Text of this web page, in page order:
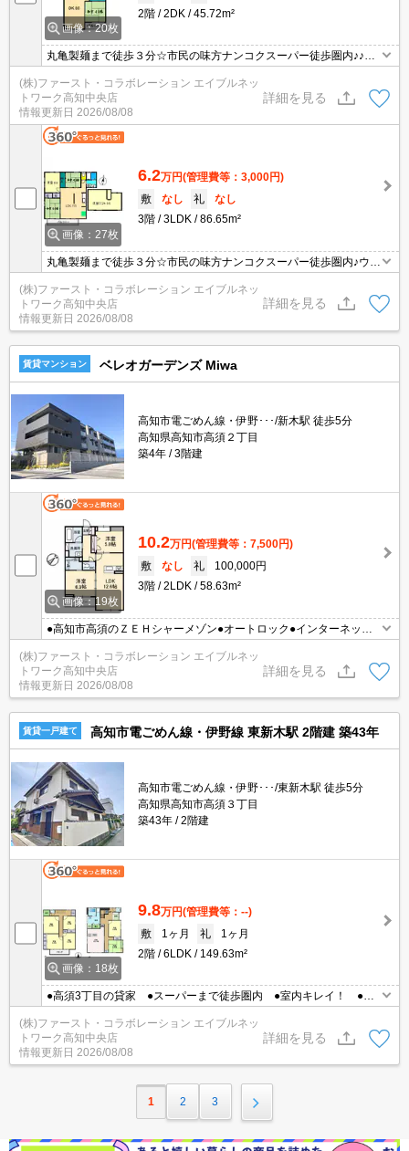
画像：20枚
2階
2DK 45.72m²
丸亀製麺まで徒歩３分☆市民の味方ナンコクスーパー徒歩圏内♪♪詳
(株)ファースト・コラボレーション エイブルネッ
トワーク高知中央店
情報更新日 2026/08/08
詳細を見る
画像：27枚
6.2万円(管理費等：3,000円)
敷
なし 礼
なし
3階
3LDK 86.65m²
丸亀製麺まで徒歩３分☆市民の味方ナンコクスーパー徒歩圏内♪ウォ
シュレット付き♪
(株)ファースト・コラボレーション エイブルネッ
トワーク高知中央店
情報更新日 2026/08/08
詳細を見る
賃貸マンション ベレオガーデンズ Miwa
高知市電ごめん線・伊野･･･/新木駅 徒歩5分
高知県高知市高須２丁目
築4年
3階建
画像：19枚
10.2万円(管理費等：7,500円)
敷
なし 礼
100,000円
3階
2LDK 58.63m²
●高知市高須のＺＥＨシャーメゾン●オートロック●インターネット
無料●宅配ＢＯＸ●ＩＯＴ対応物件♪
(株)ファースト・コラボレーション エイブルネッ
トワーク高知中央店
情報更新日 2026/08/08
詳細を見る
賃貸一戸建て 高知市電ごめん線・伊野線 東新木駅 2階建 築43年
高知市電ごめん線・伊野･･･/東新木駅 徒歩5分
高知県高知市高須３丁目
築43年
2階建
画像：18枚
9.8万円(管理費等：--)
敷
1ヶ月 礼
1ヶ月
2階
6LDK 149.63m²
●高須3丁目の貸家 ●スーパーまで徒歩圏内 ●室内キレイ！ ●駐
(株)ファースト・コラボレーション エイブルネッ
トワーク高知中央店
情報更新日 2026/08/08
詳細を見る
1 2 3